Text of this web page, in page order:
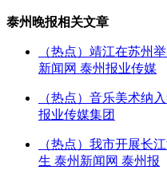
泰州晚报相关文章
（热点）靖江在苏州
新闻网 泰州报业传媒
（热点）音乐美术纳
报业传媒集团
（热点）我市开展长
生 泰州新闻网 泰州报